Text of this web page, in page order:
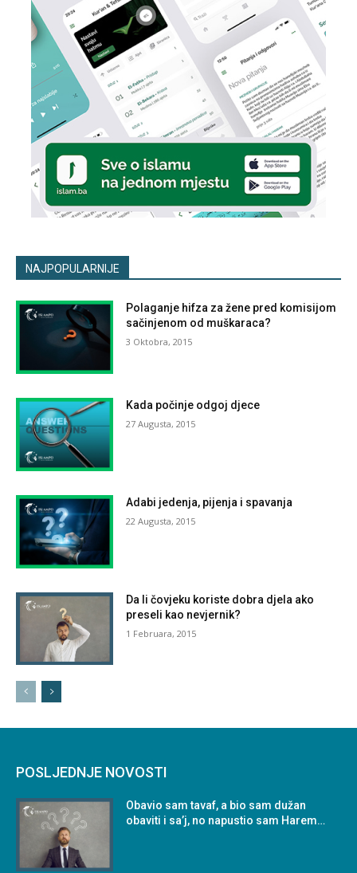
NAJPOPULARNIJE
Polaganje hifza za žene pred komisijom
sačinjenom od muškaraca?
3 Oktobra, 2015
Kada počinje odgoj djece
27 Augusta, 2015
Adabi jedenja, pijenja i spavanja
22 Augusta, 2015
Da li čovjeku koriste dobra djela ako
preseli kao nevjernik?
1 Februara, 2015
POSLJEDNJE NOVOSTI
Obavio sam tavaf, a bio sam dužan
obaviti i sa’j, no napustio sam Harem…